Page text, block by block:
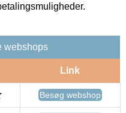
webshops
Link
Besøg webshop